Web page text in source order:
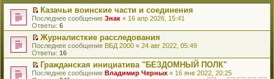
о
м
у
н
е
п
р
о
ч
и
к
п
е
р
в
о
м
у
н
е
п
П
е
р
е
й
т
и
к
п
Казачьи воинские части и соединения
Последнее сообщение Знак « 16 апр 2026, 15:41
Ответы: 6
П
е
р
й
Журналисткие расследования
Последнее сообщение ВБД 2000 « 24 авг 2022, 05:49
Ответы: 16
П
Гражданская инициатива "БЕЗДОМНЫЙ ПОЛК"
Последнее сообщение Владимир Черных « 16 янв 2022, 20:25